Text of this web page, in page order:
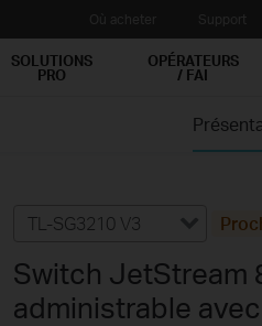
SOLUTIONS
PRO
OPÉRATEURS
/ FAI
TL-SG3210 V3
Switch JetStream
administrable